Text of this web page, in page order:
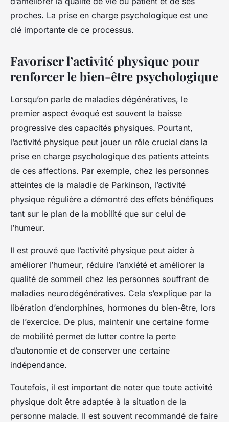
proches. La prise en charge psychologique est une
clé importante de ce processus.
Favoriser l’activité physique pour
renforcer le bien-être psychologique
Lorsqu’on parle de maladies dégénératives, le
premier aspect évoqué est souvent la baisse
progressive des capacités physiques. Pourtant,
l’activité physique peut jouer un rôle crucial dans la
prise en charge psychologique des patients atteints
de ces affections. Par exemple, chez les personnes
atteintes de la maladie de Parkinson, l’activité
physique régulière a démontré des effets bénéfiques
tant sur le plan de la mobilité que sur celui de
l’humeur.
Il est prouvé que l’activité physique peut aider à
améliorer l’humeur, réduire l’anxiété et améliorer la
qualité de sommeil chez les personnes souffrant de
maladies neurodégénératives. Cela s’explique par la
libération d’endorphines, hormones du bien-être, lors
de l’exercice. De plus, maintenir une certaine forme
de mobilité permet de lutter contre la perte
d’autonomie et de conserver une certaine
indépendance.
Toutefois, il est important de noter que toute activité
physique doit être adaptée à la situation de la
personne malade. Il est souvent recommandé de faire